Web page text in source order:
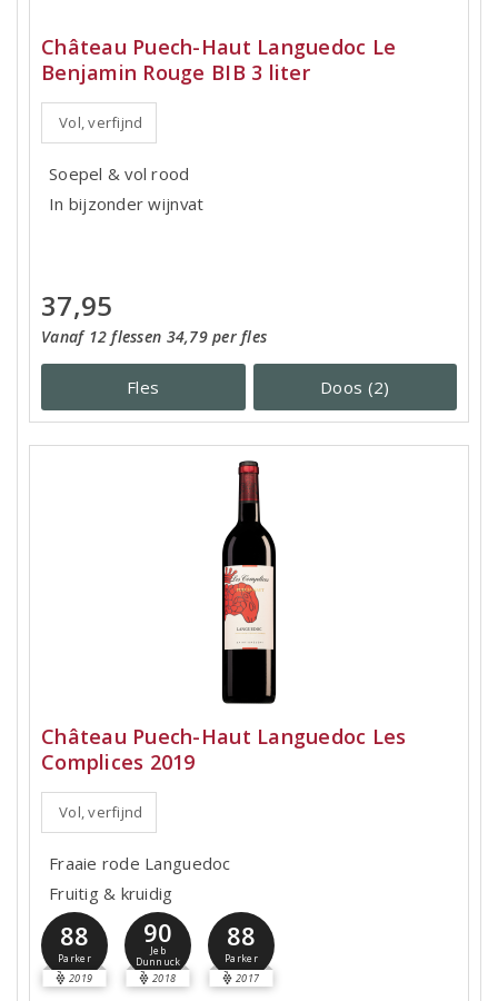
Château Puech-Haut Languedoc Le
Benjamin Rouge BIB 3 liter
Vol, verfijnd
Soepel & vol rood
In bijzonder wijnvat
37,95
Vanaf 12 flessen 34,79 per fles
Fles Doos (2)
Château Puech-Haut Languedoc Les
Complices 2019
Vol, verfijnd
Fraaie rode Languedoc
Fruitig & kruidig
88
Parker
2019
90
Jeb
Dunnuck
2018
88
Parker
2017